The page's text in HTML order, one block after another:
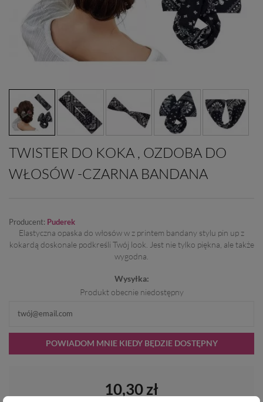
TWISTER DO KOKA , OZDOBA DO
WŁOSÓW -CZARNA BANDANA
Producent: Puderek
Elastyczna opaska do włosów w z printem bandany stylu pin up z
kokardą doskonale podkreśli Twój look. Jest nie tylko piękna, ale także
wygodna.
Wysyłka:
Produkt obecnie niedostępny
POWIADOM MNIE KIEDY BĘDZIE DOSTĘPNY
10,30 zł